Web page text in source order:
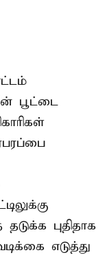
பூட்டை
புதிதாக
எடுத்து